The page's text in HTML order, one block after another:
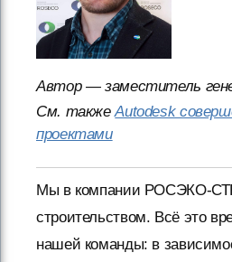
Автор — заместитель
См. такжеAutodesk
проектами
Мы в компании РОСЭКО-
строительством. Всё это
нашей команды: в